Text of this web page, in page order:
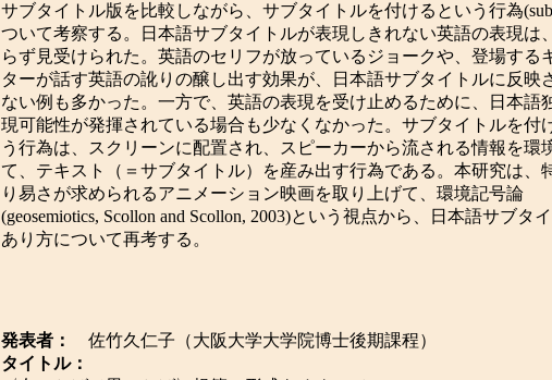
サブタイトル版を比較しながら、サブタイトルを付けるという行為
ついて考察する。日本語サブタイトルが表現しきれない英語の表現は
らず見受けられた。英語のセリフが放っているジョークや、登場する
ターが話す英語の訛りの醸し出す効果が、日本語サブタイトルに反映
ない例も多かった。一方で、英語の表現を受け止めるために、日本語
現可能性が発揮されている場合も少なくなかった。サブタイトルを付
う行為は、スクリーンに配置され、スピーカーから流される情報を環
て、テキスト（＝サブタイトル）を産み出す行為である。本研究は、
り易さが求められるアニメーション映画を取り上げて、環境記号論
(geosemiotics, Scollon and Scollon, 2003)という視点から、日本語サブタ
あり方について再考する。
発表者：
佐竹久仁子（大阪大学大学院博士後期課程）
タイトル：